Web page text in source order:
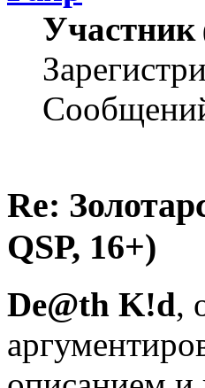
Участник
Re:
QSP, 16+)
De@th K!d,